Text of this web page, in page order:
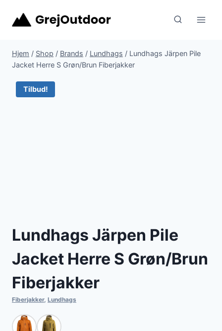
Hjem / Shop / Brands / Lundhags / Lundhags Järpen Pile
Jacket Herre S Grøn/Brun Fiberjakker
Tilbud!
Lundhags Järpen Pile
Jacket Herre S Grøn/Brun
Fiberjakker
Fiberjakker, Lundhags